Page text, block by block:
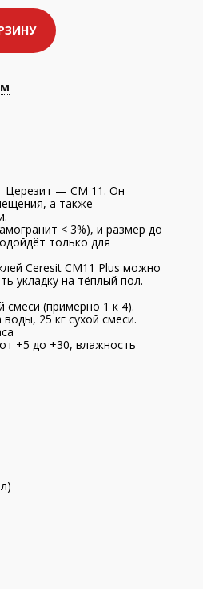
Церезит — СМ 11. Он
а также
< 3%), и размер до
только для
Ceresit CM11 Plus можно
укладку на тёплый пол.
смеси (примерно 1 к 4).
25 кг сухой смеси.
+5 до +30, влажность